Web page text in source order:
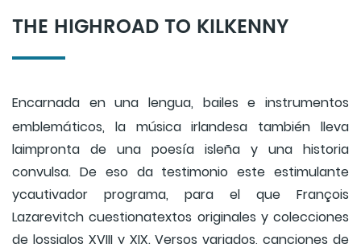
THE HIGHROAD TO KILKENNY
Encarnada en una lengua, bailes e instrumentos
emblemáticos, la música irlandesa también lleva
laimpronta de una poesía isleña y una historia
convulsa. De eso da testimonio este estimulante
ycautivador programa, para el que François
Lazarevitch cuestionatextos originales y colecciones
de lossiglos XVIII y XIX. Versos variados, canciones de